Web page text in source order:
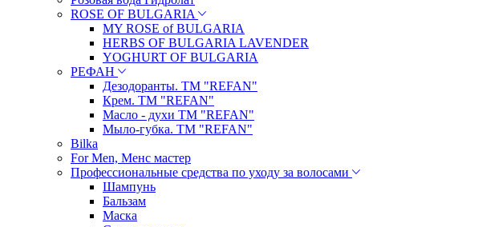
ROSE OF BULGARIA
MY ROSE of BULGARIA
HERBS OF BULGARIA LAVENDER
YOGHURT OF BULGARIA
РЕФАН
Дезодоранты. ТМ "REFAN"
Крем. ТМ "REFAN"
Масло - духи ТМ "REFAN"
Мыло-губка. ТМ "REFAN"
Bilka
For Men, Менс мастер
Профессиональные средства по уходу за волосами
Шампунь
Бальзам
Маска